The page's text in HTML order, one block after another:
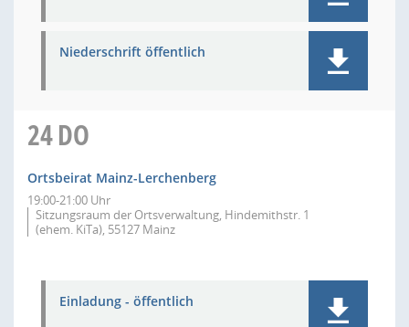
Niederschrift öffentlich
24DO
Ortsbeirat Mainz-Lerchenberg
19:00-21:00 Uhr
Sitzungsraum der Ortsverwaltung, Hindemithstr. 1
(ehem. KiTa), 55127 Mainz
Einladung - öffentlich